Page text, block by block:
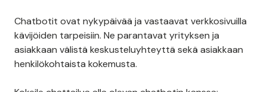
Chatbotit ovat nykypäivää ja vastaavat verkkosivuilla
kävijöiden tarpeisiin. Ne parantavat yrityksen ja
asiakkaan välistä keskusteluyhteyttä sekä asiakkaan
henkilökohtaista kokemusta.